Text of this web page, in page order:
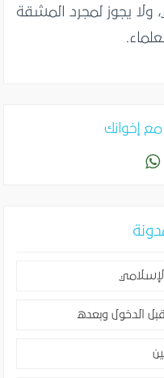
ولا يجوز لمجرد المشقة
إخوانك
الدخول وبعده